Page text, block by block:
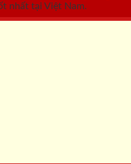
nhất tại Việt Nam.